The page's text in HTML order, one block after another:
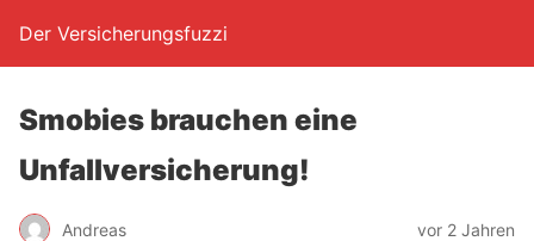
Der Versicherungsfuzzi
Smo­bies brau­chen eine
Unfallversicherung!
Andreas vor 2 Jahren